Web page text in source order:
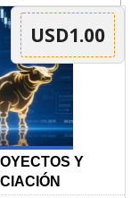
USD1.00
Y